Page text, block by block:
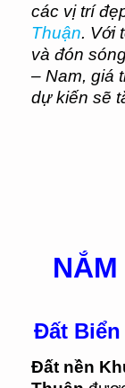
các vị trí
Thuận. Với
và đón
– Nam, giá
dự kiến sẽ
Đất
Đất nền